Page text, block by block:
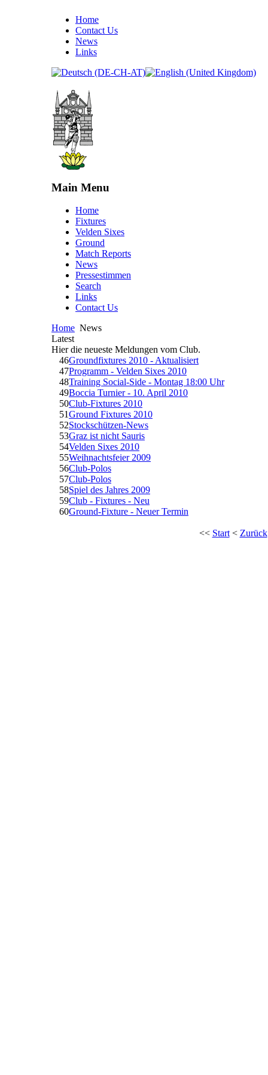
Home
Contact Us
News
Links
Main Menu
Home
Fixtures
Velden Sixes
Ground
Match Reports
News
Pressestimmen
Search
Links
Contact Us
Home News
Latest
Hier die neueste Meldungen vom Club.
46Groundfixtures 2010 - Aktualisiert
47Programm - Velden Sixes 2010
48Training Social-Side - Montag 18:00 Uhr
49Boccia Turnier - 10. April 2010
50Club-Fixtures 2010
51Ground Fixtures 2010
52Stockschützen-News
53Graz ist nicht Sauris
54Velden Sixes 2010
55Weihnachtsfeier 2009
56Club-Polos
57Club-Polos
58Spiel des Jahres 2009
59Club - Fixtures - Neu
60Ground-Fixture - Neuer Termin
<< Start< Zurück